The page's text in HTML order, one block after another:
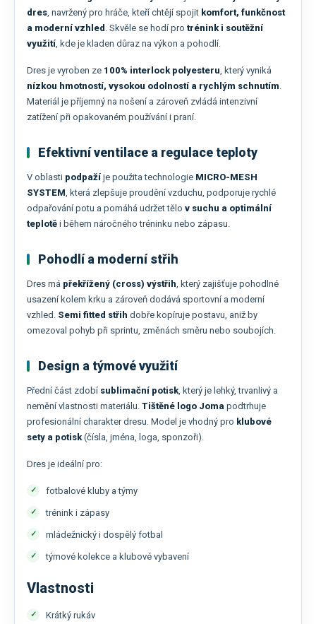
dres, navržený pro hráče, kteří chtějí spojit komfort, funkčnost
a moderní vzhled . Skvěle se hodí pro trénink i soutěžní
využití, kde je kladen důraz na výkon a pohodlí.
Dres je vyroben ze 100% interlock polyesteru, který vyniká
nízkou hmotností, vysokou odolností a rychlým schnutím.
Materiál je příjemný na nošení a zároveň zvládá intenzivní
zatížení při opakovaném používání i praní.
Efektivní ventilace a regulace teploty
V oblasti podpaží je použita technologie MICRO-MESH
SYSTEM, která zlepšuje proudění vzduchu, podporuje rychlé
odpařování potu a pomáhá udržet tělo v suchu a optimální
teplotě i během náročného tréninku nebo zápasu.
Pohodlí a moderní střih
Dres má překřížený (cross) výstřih, který zajišťuje pohodlné
usazení kolem krku a zároveň dodává sportovní a moderní
vzhled. Semi fitted střih dobře kopíruje postavu, aniž by
omezoval pohyb při sprintu, změnách směru nebo soubojích.
Design a týmové využití
Přední část zdobí sublimační potisk, který je lehký, trvanlivý a
nemění vlastnosti materiálu. Tištěné logo Joma podtrhuje
profesionální charakter dresu. Model je vhodný pro klubové
sety a potisk(čísla, jména, loga, sponzoři).
Dres je ideální pro:
fotbalové kluby a týmy
trénink i zápasy
mládežnický i dospělý fotbal
týmové kolekce a klubové vybavení
Vlastnosti
Krátký rukáv